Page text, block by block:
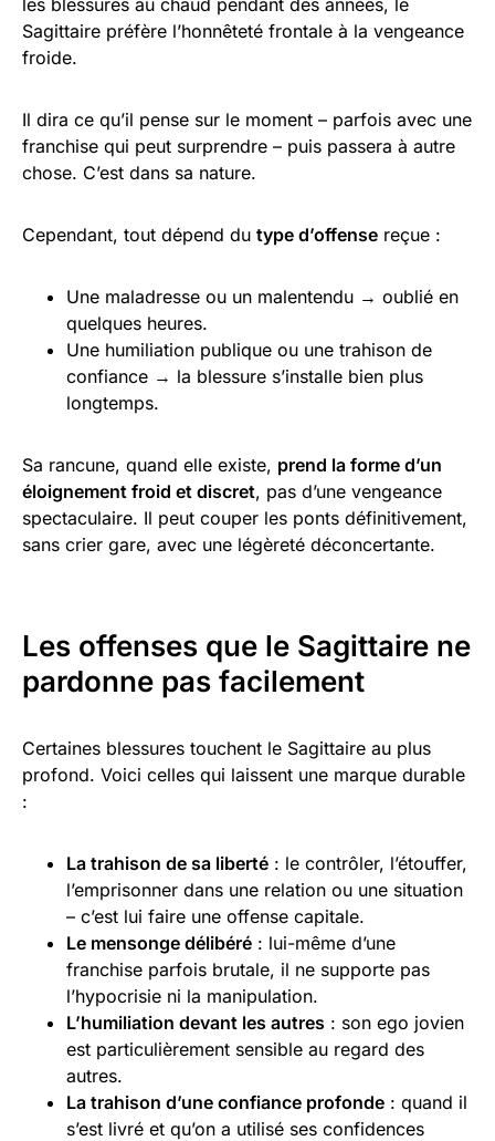
Sagittaire préfère l’honnêteté frontale à la vengeance
froide.
Il dira ce qu’il pense sur le moment – parfois avec une
franchise qui peut surprendre – puis passera à autre
chose. C’est dans sa nature.
Cependant, tout dépend du type d’offense reçue :
Une maladresse ou un malentendu → oublié en
quelques heures.
Une humiliation publique ou une trahison de
confiance → la blessure s’installe bien plus
longtemps.
Sa rancune, quand elle existe, prend la forme d’un
éloignement froid et discret, pas d’une vengeance
spectaculaire. Il peut couper les ponts définitivement,
sans crier gare, avec une légèreté déconcertante.
Les offenses que le Sagittaire ne
pardonne pas facilement
Certaines blessures touchent le Sagittaire au plus
profond. Voici celles qui laissent une marque durable
:
La trahison de sa liberté : le contrôler, l’étouffer,
l’emprisonner dans une relation ou une situation
– c’est lui faire une offense capitale.
Le mensonge délibéré : lui-même d’une
franchise parfois brutale, il ne supporte pas
l’hypocrisie ni la manipulation.
L’humiliation devant les autres : son ego jovien
est particulièrement sensible au regard des
autres.
La trahison d’une confiance profonde : quand il
s’est livré et qu’on a utilisé ses confidences